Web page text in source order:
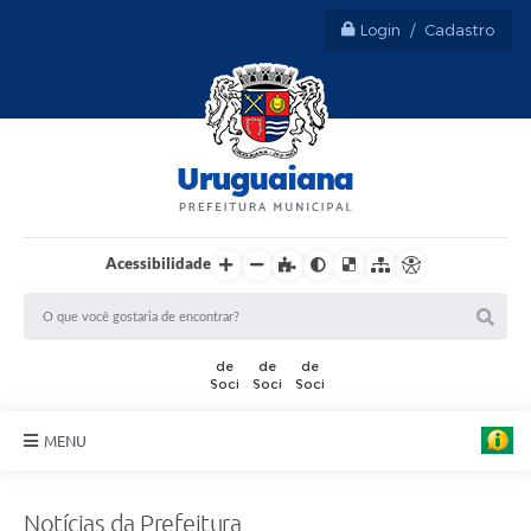
Login / Cadastro
Acessibilidade
MENU
Notícias da Prefeitura